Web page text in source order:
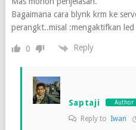
Bagaimana cara blynk krm ke
perangkt..misal :mengaktifkan led
0 Reply
Saptaji Author
Reply to Iwan